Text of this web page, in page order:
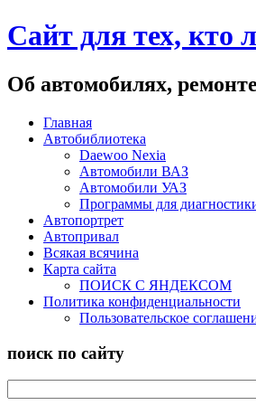
Сайт для тех, кто
Об автомобилях,
Главная
Автобиблиотека
Daewoo Nexia
Автомобили ВАЗ
Автомобили УАЗ
Программы для
Автопортрет
Автопривал
Всякая всячина
Карта сайта
ПОИСК С ЯНДЕКСОМ
Политика конфиденциальности
Пользовательское
поиск по сайту